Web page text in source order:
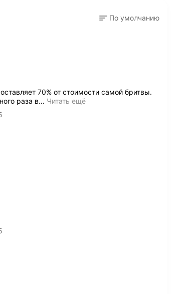
По умолчанию
70% от стоимости самой бритвы.
раза в… Читать ещё